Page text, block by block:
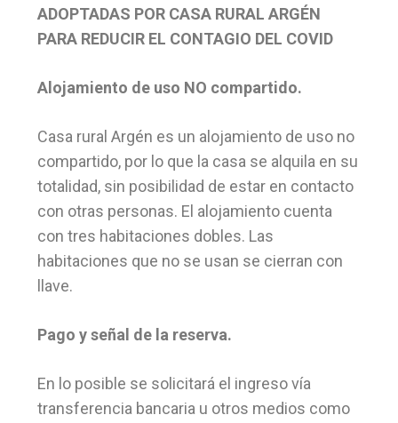
ADOPTADAS POR CASA RURAL ARGÉN
PARA REDUCIR EL CONTAGIO DEL COVID
Alojamiento de uso NO compartido.
Casa rural Argén es un alojamiento de uso no
compartido, por lo que la casa se alquila en su
totalidad, sin posibilidad de estar en contacto
con otras personas. El alojamiento cuenta
con tres habitaciones dobles. Las
habitaciones que no se usan se cierran con
llave.
Pago y señal de la reserva.
En lo posible se solicitará el ingreso vía
transferencia bancaria u otros medios como